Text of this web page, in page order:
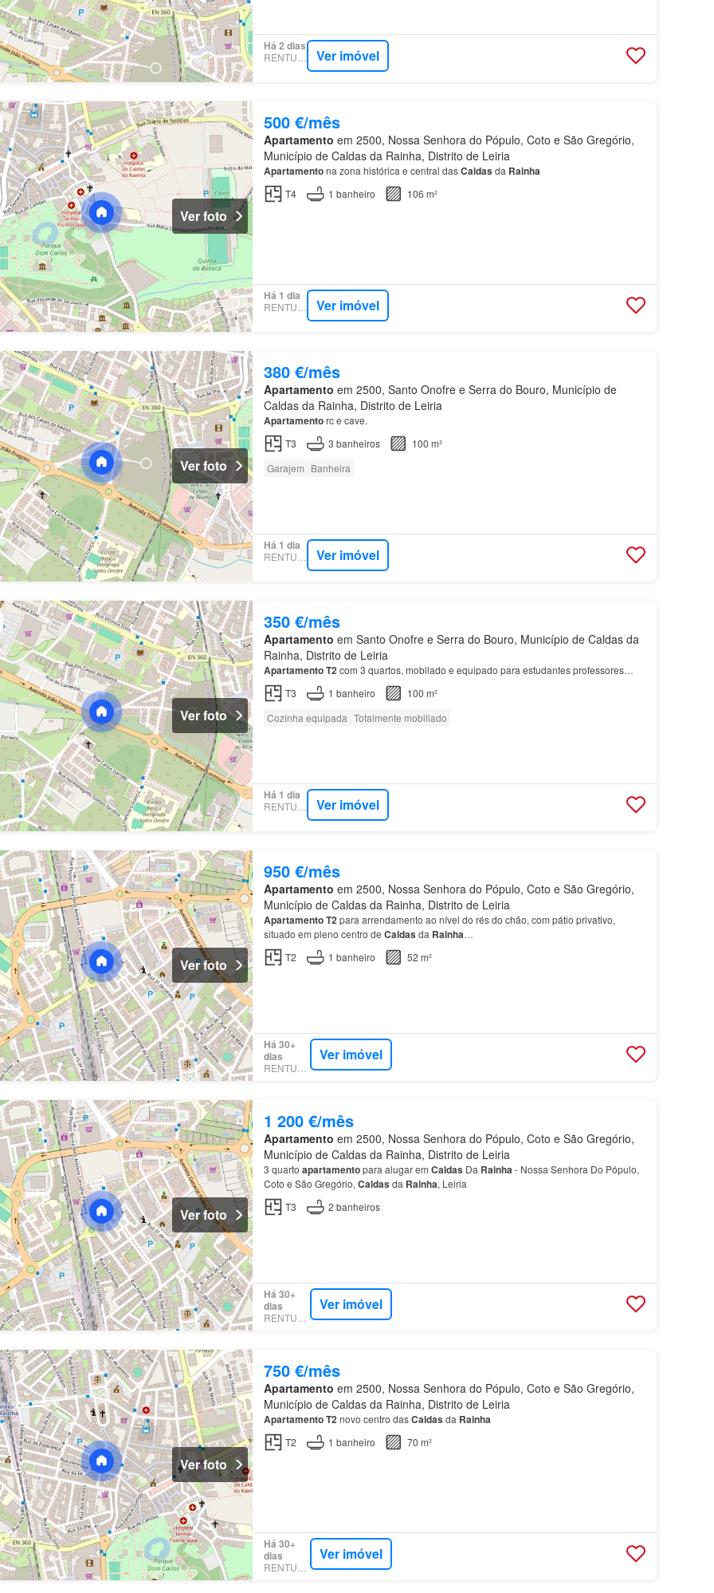
Há 2 dias
RENTUMO Ver imóvel
Ver foto
500 €/mês
Apartamento em 2500, Nossa Senhora do Pópulo, Coto e São Gregório,
Município de Caldas da Rainha, Distrito de Leiria
Apartamentona zona histórica e central dasCaldas da Rainha
T4 1 banheiro 106 m²
Há 1 dia
RENTUMO Ver imóvel
Ver foto
380 €/mês
Apartamento em 2500, Santo Onofre e Serra do Bouro, Município de
Caldas da Rainha, Distrito de Leiria
Apartamentorc e cave.
T3
3 banheiros
100 m²
Garajem Banheira
Há 1 dia
Ver imóvel
Ver foto
350 €/mês
Apartamento em Santo Onofre e Serra do Bouro, Município de Caldas da
Rainha, Distrito de Leiria
ApartamentoT2com 3 quartos, mobilado e equipado para estudantes professores…
T3
1 banheiro
100 m²
Cozinha equipada Totalmente mobiliado
Há 1 dia
Ver imóvel
Ver foto
950 €/mês
Apartamento em 2500, Nossa Senhora do Pópulo, Coto e São Gregório,
Município de Caldas da Rainha, Distrito de Leiria
ApartamentoT2para arrendamento ao nível do rés do chão, com pátio privativo,
situado em pleno centro de Caldas da Rainha…
T2
1 banheiro 52 m²
Há 30+
dias
Ver imóvel
Ver foto
1 200 €/mês
Apartamento em 2500, Nossa Senhora do Pópulo, Coto e São Gregório,
Município de Caldas da Rainha, Distrito de Leiria
3 quarto apartamentopara alugar em Caldas Da Rainha- Nossa Senhora Do Pópulo,
Coto e São Gregório, Caldas da Rainha, Leiria
T3
2 banheiros
Há 30+
dias
Ver imóvel
Ver foto
750 €/mês
Apartamento em 2500, Nossa Senhora do Pópulo, Coto e São Gregório,
Município de Caldas da Rainha, Distrito de Leiria
ApartamentoT2novo centro dasCaldas da Rainha
T2 1 banheiro 70 m²
Há 30+
dias
Ver imóvel